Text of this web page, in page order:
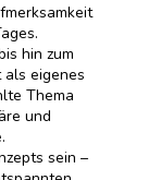
hin zum
als eigenes
Thema
und
sein –